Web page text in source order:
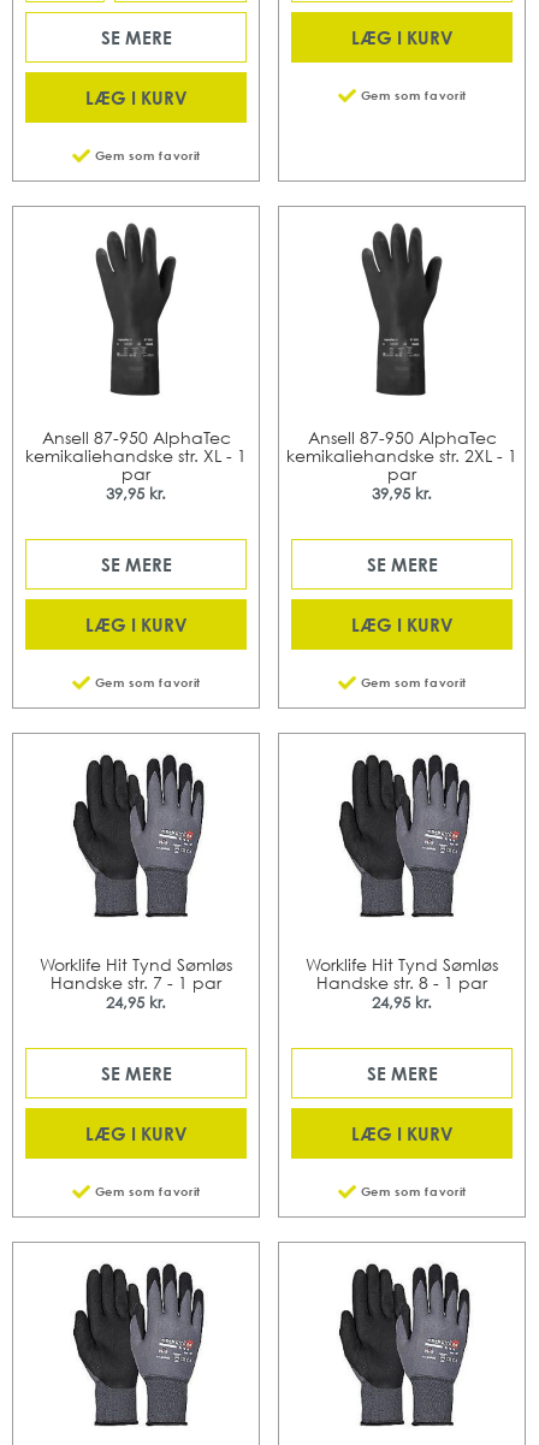
SE MERE
LÆG I KURV
Gem som favorit
LÆG I KURV
Gem som favorit
Ansell 87-950 AlphaTec
kemikaliehandske str. XL - 1
par
39,95 kr.
SE MERE
LÆG I KURV
Gem som favorit
Ansell 87-950 AlphaTec
kemikaliehandske str. 2XL - 1
par
39,95 kr.
SE MERE
LÆG I KURV
Gem som favorit
Worklife Hit Tynd Sømløs
Handske str. 7 - 1 par
24,95 kr.
SE MERE
LÆG I KURV
Gem som favorit
Worklife Hit Tynd Sømløs
Handske str. 8 - 1 par
24,95 kr.
SE MERE
LÆG I KURV
Gem som favorit